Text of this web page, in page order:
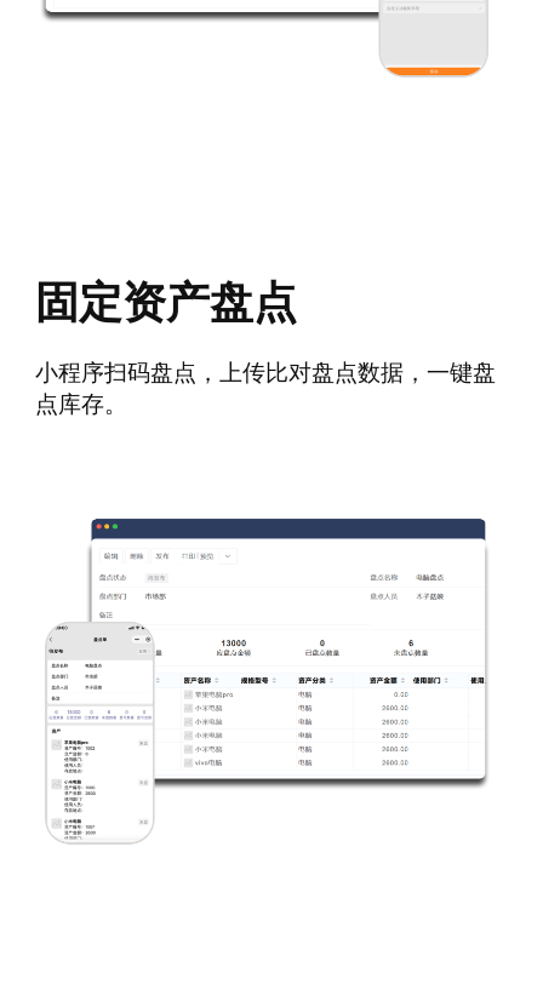
固定资产盘点
小程序扫码盘点，上传比对盘点数据，一键盘
点库存。